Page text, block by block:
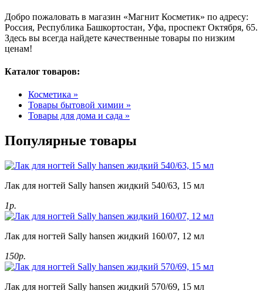
Добро пожаловать в магазин «Магнит Косметик» по адресу:
Россия, Республика Башкортостан, Уфа, проспект Октября, 65.
Здесь вы всегда найдете качественные товары по низким
ценам!
Каталог товаров:
Косметика »
Товары бытовой химии »
Товары для дома и сада »
Популярные товары
Лак для ногтей Sally hansen жидкий 540/63, 15 мл
1р.
Лак для ногтей Sally hansen жидкий 160/07, 12 мл
150р.
Лак для ногтей Sally hansen жидкий 570/69, 15 мл